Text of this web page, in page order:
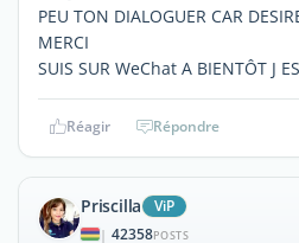
PEU TON DIALOGUER CAR
MERCI
SUIS SUR WeChat A BIENTÔT J
Réagir Répondre
Priscilla ViP
| 42358POSTS